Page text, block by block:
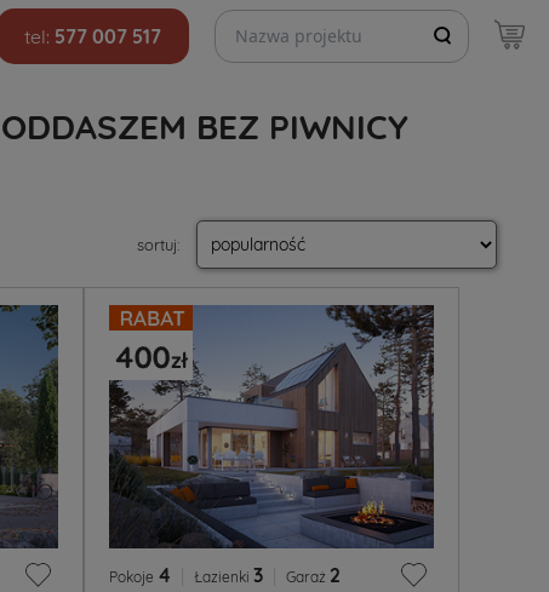
tel: 577 007 517
Szukaj projektów
BEZ PIWNICY
sortuj:
Pokoje 4 Łazienki 3 Garaż 2